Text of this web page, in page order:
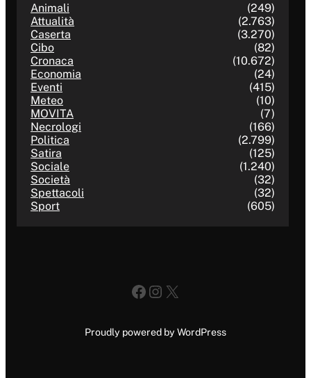
Animali
(249)
Attualità
(2.763)
Caserta
(3.270)
Cibo
(82)
Cronaca
(10.672)
Economia
(24)
Eventi
(415)
Meteo
(10)
MOVITA
(7)
Necrologi
(166)
Politica
(2.799)
Satira
(125)
Sociale
(1.240)
Società
(32)
Spettacoli
(32)
Sport
(605)
Facebook
Instagram
X
Proudly powered by WordPress